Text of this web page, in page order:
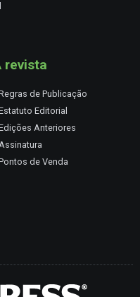
revista
de Publicação
Editorial
Anteriores
de Venda